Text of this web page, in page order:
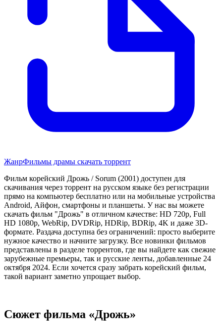
ЖанрФильмы драмы скачать торрент
Фильм корейский Дрожь / Sorum (2001) доступен для
скачивания через торрент на русском языке без регистрации
прямо на компьютер бесплатно или на мобильные устройства
Android, Айфон, смартфоны и планшеты. У нас вы можете
скачать фильм "Дрожь" в отличном качестве: HD 720p, Full
HD 1080p, WebRip, DVDRip, HDRip, BDRip, 4K и даже 3D-
формате. Раздача доступна без ограничений: просто выберите
нужное качество и начните загрузку. Все новинки фильмов
представлены в разделе торрентов, где вы найдете как свежие
зарубежные премьеры, так и русские ленты, добавленные 24
октября 2024. Если хочется сразу забрать корейский фильм,
такой вариант заметно упрощает выбор.
Сюжет фильма «Дрожь»